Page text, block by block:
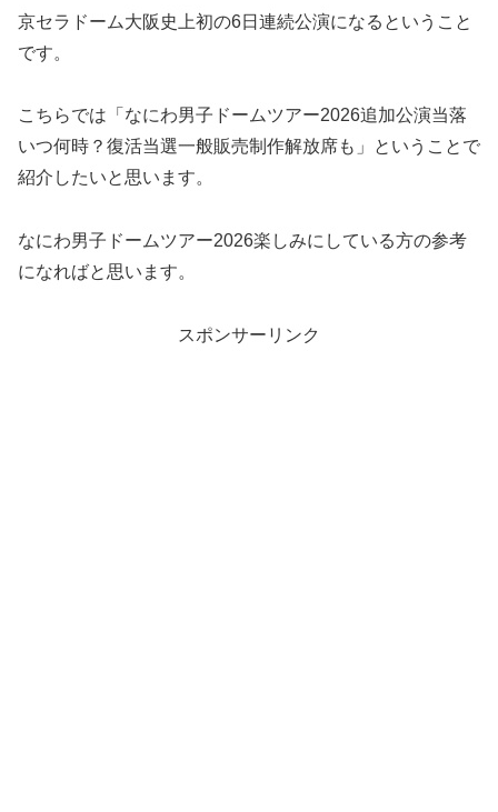
京セラドーム大阪史上初の6日連続公演になるということ
です。
こちらでは「なにわ男子ドームツアー2026追加公演当落
いつ何時？復活当選一般販売制作解放席も」ということで
紹介したいと思います。
なにわ男子ドームツアー2026楽しみにしている方の参考
になればと思います。
スポンサーリンク